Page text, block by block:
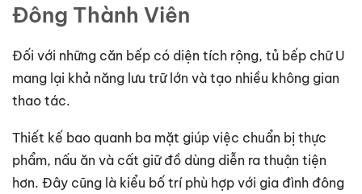
Đông Thành Viên
Đối với những căn bếp có diện tích rộng, tủ bếp chữ U
mang lại khả năng lưu trữ lớn và tạo nhiều không gian
thao tác.
Thiết kế bao quanh ba mặt giúp việc chuẩn bị thực
phẩm, nấu ăn và cất giữ đồ dùng diễn ra thuận tiện
hơn. Đây cũng là kiểu bố trí phù hợp với gia đình đông